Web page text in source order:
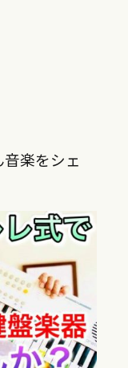
楽をシェ